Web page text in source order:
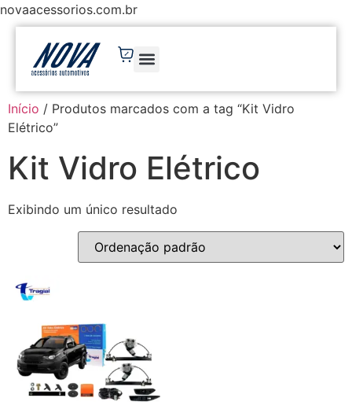
novaacessorios.com.br
Início / Produtos marcados com a tag “Kit Vidro
Elétrico”
Kit Vidro Elétrico
Exibindo um único resultado